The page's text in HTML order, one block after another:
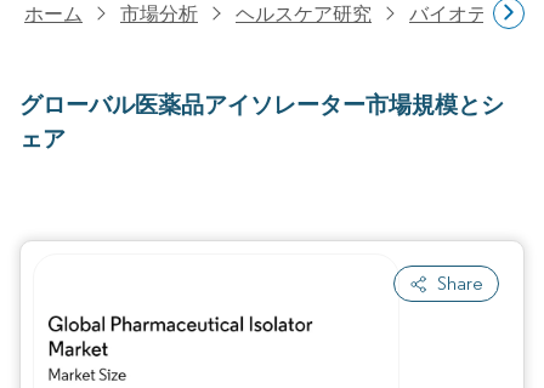
ホーム 市場分析 ヘルスケア研究 バイオテクノ
グローバル医薬品アイソレーター市場規模とシ
ェア
Share